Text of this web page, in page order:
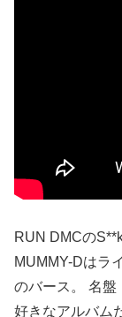
RUN DMCの
MUMMY-Dはラ
のバース。 名盤
好きなアルバム